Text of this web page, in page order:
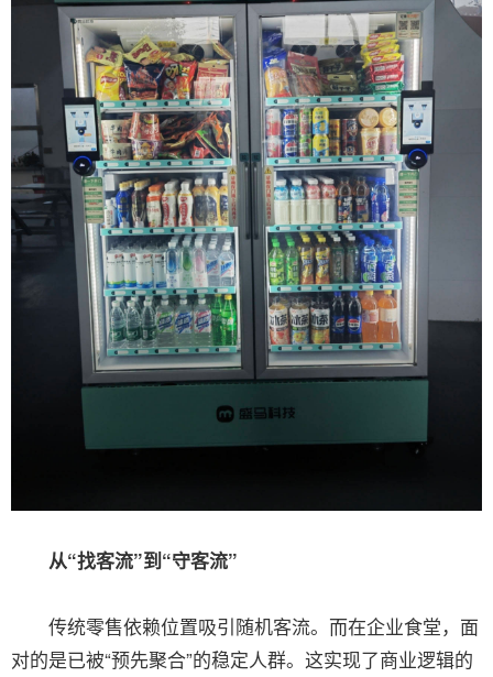
从“找客流”到“守客流”
传统零售依赖位置吸引随机客流。而在企业食堂，面
对的是已被“预先聚合”的稳定人群。这实现了商业逻辑的